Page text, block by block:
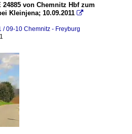
24885 von Chemnitz Hbf zum
Kleinjena; 10.09.2011 
/ 09-10 Chemnitz - Freyburg